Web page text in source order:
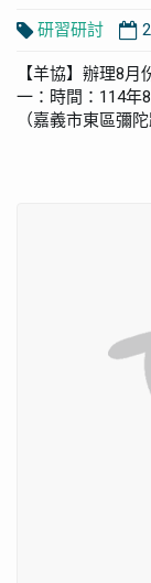
研習研討
【羊協】辦理8
一：時間：114年
（嘉義市東區彌